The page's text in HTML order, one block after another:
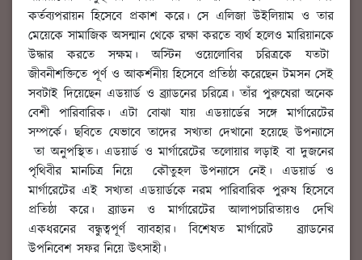
কর্তব্যপরায়ন হিসেবে প্রকাশ করে। সে এলিজা উইলিয়াম ও তার
মেয়েকে সামাজিক অসন্মান থেকে রক্ষা করতে ব্যর্থ হলেও মারিয়ানকে
উদ্ধার করতে সক্ষম। অস্টিন ওয়েলোবির চরিত্রকে যতটা
জীবনীশক্তিতে পূর্ণ ও আকর্শনীয় হিসেবে প্রতিষ্ঠা করেছেন টমসন সেই
সবটাই দিয়েছেন এডয়ার্ড ও ব্র্যাডনের চরিত্রে। তাঁর পুরুষেরা অনেক
বেশী পারিবারিক। এটা বোঝা যায় এডয়ার্ডের সঙ্গে মার্গারেটের
সম্পর্কে। ছবিতে যেভাবে তাদের সখ্যতা দেখানো হয়েছে উপন্যাসে
তা অনুপস্থিত। এডয়ার্ড ও মার্গারেটের তলোয়ার লড়াই বা দুজনের
পৃথিবীর মানচিত্র নিয়ে কৌতুহল উপন্যাসে নেই। এডয়ার্ড ও
মার্গারেটের এই সখ্যতা এডয়ার্ডকে নরম পারিবারিক পুরুষ হিসেবে
প্রতিষ্ঠা করে। ব্র্যাডন ও মার্গারেটের আলাপচারিতায়ও দেখি
একধরনের বন্ধুত্বপূর্ণ ব্যাবহার। বিশেষত মার্গারেট ব্র্যাডনের
উপনিবেশ সফর নিয়ে উৎসাহী।